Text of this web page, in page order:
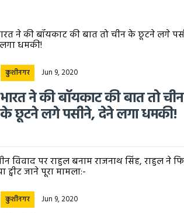
कुशीनगर Jun 9, 2020
भारत ने की बॉयकाट की बात तो चीन
के छूटने लगे पसीने, देने लगा धमकी!
कुशीनगर Jun 9, 2020